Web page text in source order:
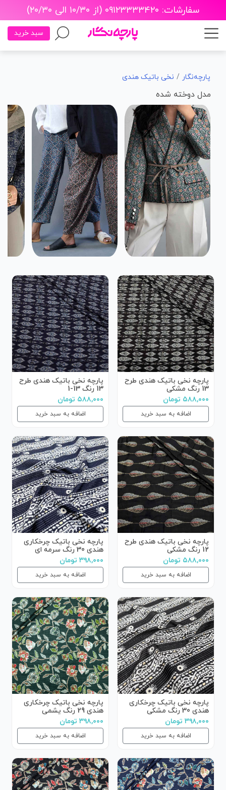
سفارشات: ۰۹۱۲۳۳۳۳۴۲۰ (از ۱۰/۳۰ الی ۲۰/۳۰)
سبد خرید
پارچه‌نگار نخی باتیک هندی
مدل دوخته شده
پارچه نخی باتیک هندی طرح
13 رنگ مشکی
۵۸۸,۰۰۰ تومان
اضافه به سبد خرید
پارچه نخی باتیک هندی طرح
13 رنگ 13-1
۵۸۸,۰۰۰ تومان
اضافه به سبد خرید
پارچه نخی باتیک هندی طرح
12 رنگ مشکی
۵۸۸,۰۰۰ تومان
اضافه به سبد خرید
پارچه نخی باتیک چرخکاری
هندی 30 رنگ سرمه ای
۳۹۸,۰۰۰ تومان
اضافه به سبد خرید
پارچه نخی باتیک چرخکاری
هندی 30 رنگ مشکی
۳۹۸,۰۰۰ تومان
اضافه به سبد خرید
پارچه نخی باتیک چرخکاری
هندی 29 رنگ یشمی
۳۹۸,۰۰۰ تومان
اضافه به سبد خرید